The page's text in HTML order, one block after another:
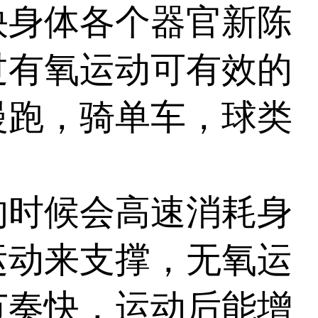
体各个器官新陈
氧运动可有效的
，骑单车，球类
候会高速消耗身
来支撑，无氧运
快，运动后能增